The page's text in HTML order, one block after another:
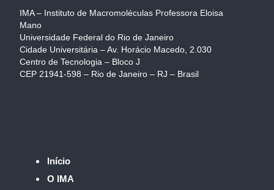
IMA – Instituto de Macromoléculas Professora Eloisa
Mano
Universidade Federal do Rio de Janeiro
Cidade Universitária – Av. Horácio Macedo, 2.030
Centro de Tecnologia – Bloco J
CEP 21941-598 – Rio de Janeiro – RJ – Brasil
Início
O IMA